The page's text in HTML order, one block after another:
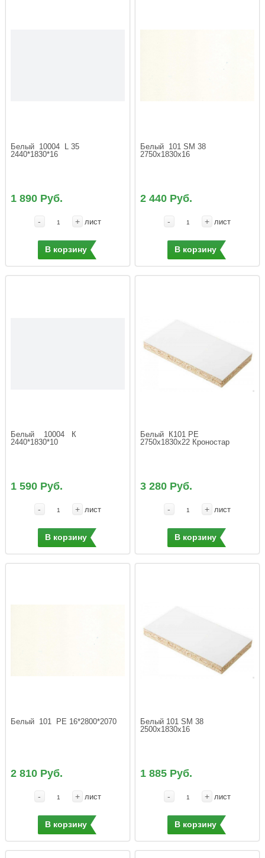
Белый  10004  L 35
2440*1830*16
1 890 Руб.
- + лист
В корзину
Белый  101 SM 38
2750х1830х16
2 440 Руб.
- + лист
В корзину
Белый    10004   К
2440*1830*10
1 590 Руб.
- + лист
В корзину
Белый  К101 РЕ
2750х1830х22 Кроностар
3 280 Руб.
- + лист
В корзину
Белый  101  РЕ 16*2800*2070
2 810 Руб.
- + лист
В корзину
Белый 101 SM 38
2500х1830х16
1 885 Руб.
- + лист
В корзину